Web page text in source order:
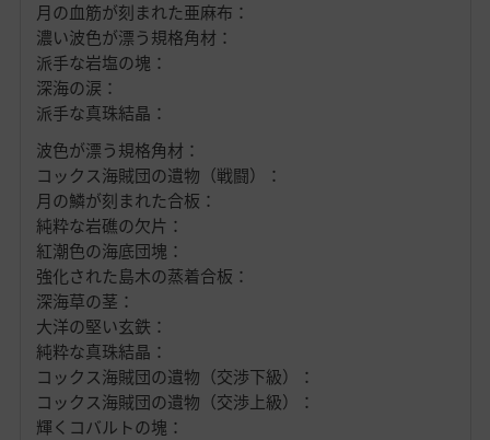
月の血筋が刻まれた亜麻布：
濃い波色が漂う規格角材：
派手な岩塩の塊：
深海の涙：
派手な真珠結晶：
波色が漂う規格角材：
コックス海賊団の遺物（戦闘）：
月の鱗が刻まれた合板：
純粋な岩礁の欠片：
紅潮色の海底団塊：
強化された島木の蒸着合板：
深海草の茎：
大洋の堅い玄鉄：
純粋な真珠結晶：
コックス海賊団の遺物（交渉下級）：
コックス海賊団の遺物（交渉上級）：
輝くコバルトの塊：